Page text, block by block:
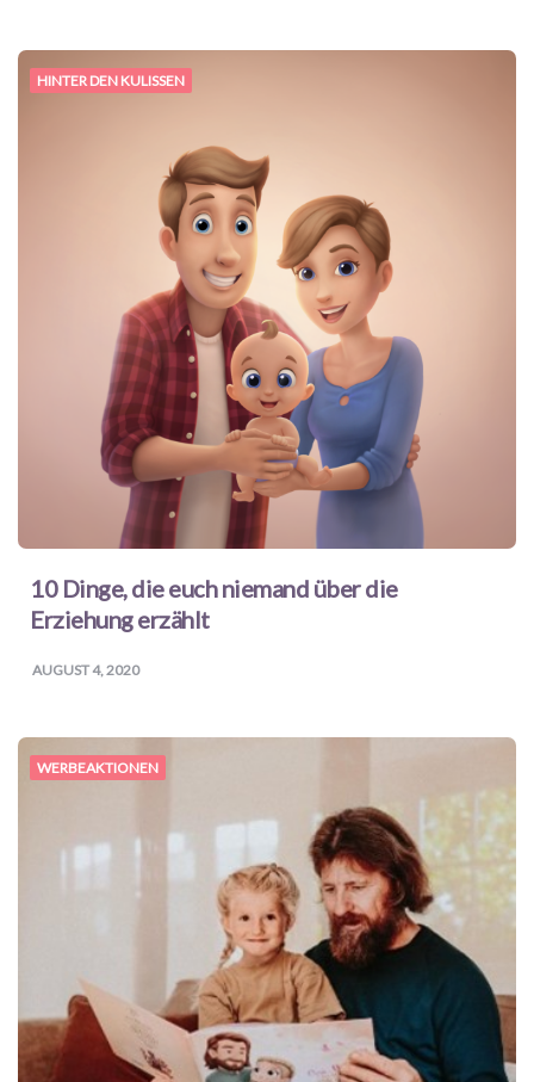
HINTER DEN KULISSEN
10 Dinge, die euch niemand über die
Erziehung erzählt
AUGUST 4, 2020
WERBEAKTIONEN